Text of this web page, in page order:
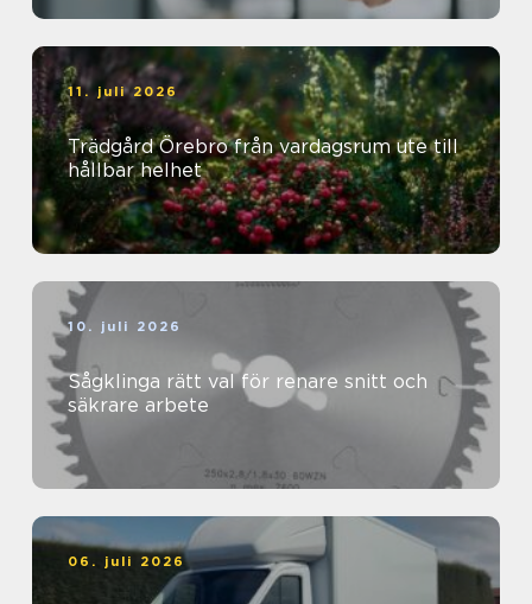
11. juli 2026
Trädgård Örebro från vardagsrum ute till
hållbar helhet
10. juli 2026
Sågklinga rätt val för renare snitt och
säkrare arbete
06. juli 2026